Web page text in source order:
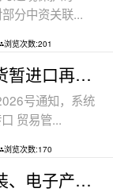
分中资关联...
浏览次数:201
越南工贸部发布旧货暂进口再出口新规：
号通知，系统
贸易管...
浏览次数:170
越南暂停已使用服装、电子产品、摩托车